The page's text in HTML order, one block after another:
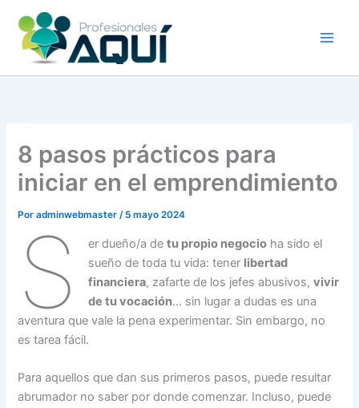
contenido
8 pasos prácticos para
iniciar en el emprendimiento
Poradminwebmaster/ 5 mayo 2024
S er dueño/a de tu propio negocioha sido el
sueño de toda tu vida: tener libertad
financiera, zafarte de los jefes abusivos, vivir
de tu vocación… sin lugar a dudas es una
aventura que vale la pena experimentar. Sin embargo, no
es tarea fácil.
Para aquellos que dan sus primeros pasos, puede resultar
abrumador no saber por donde comenzar. Incluso, puede